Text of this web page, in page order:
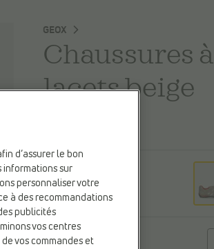
GEOX
Chaussures à
lacets beige
Couleur
Beige
Taille
d’assurer le bon
informations sur
personnaliser votre
à des recommandations
publicités
vos centres
vos commandes et